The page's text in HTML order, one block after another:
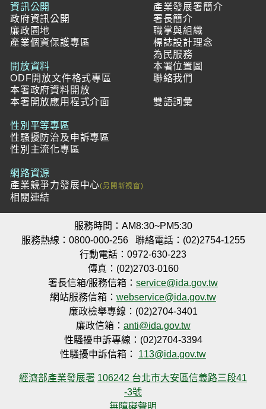
資訊公開
政府資訊公開
廉政園地
產業個資保護專區
開放資料
ODF開放文件格式專區
本署政府資料開放
本署開放應用程式介面
性別平等專區
性騷擾防治及申訴專區
性別主流化專區
網路資源
產業競爭力發展中心
相關連結
產業發展署簡介
署長簡介
職掌與組織
標誌設計理念
為民服務
本署位置圖
聯絡我們
雙語詞彙
服務時間：AM8:30~PM5:30
服務熱線：0800-000-256
聯絡電話：(02)2754-1255
行動電話：0972-630-223
傳真：(02)2703-0160
署長信箱/服務信箱： service@ida.gov.tw
網站服務信箱： webservice@ida.gov.tw
廉政檢舉專線：(02)2704-3401
廉政信箱： anti@ida.gov.tw
性騷擾申訴專線：(02)2704-3394
性騷擾申訴信箱： 113@ida.gov.tw
經濟部產業發展署 106242 台北市大安區信義路三段41
-3號
無障礙聲明